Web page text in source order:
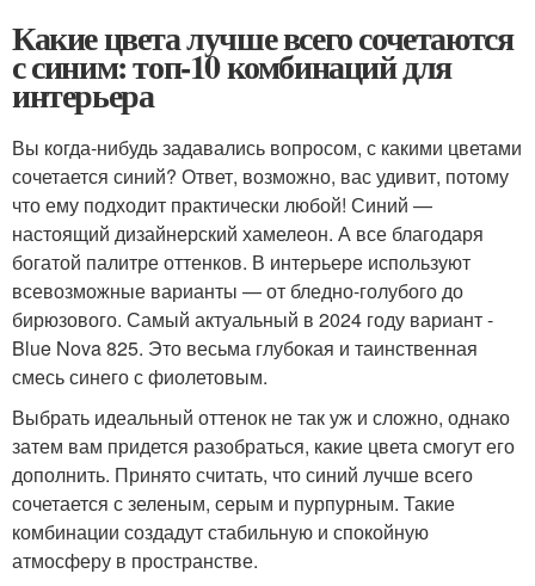
Какие цвета лучше всего сочетаются
с синим: топ-10 комбинаций для
интерьера
Вы когда-нибудь задавались вопросом, с какими цветами
сочетается синий? Ответ, возможно, вас удивит, потому
что ему подходит практически любой! Синий —
настоящий дизайнерский хамелеон. А все благодаря
богатой палитре оттенков. В интерьере используют
всевозможные варианты — от бледно-голубого до
бирюзового. Самый актуальный в 2024 году вариант -
Blue Nova 825. Это весьма глубокая и таинственная
смесь синего с фиолетовым.
Выбрать идеальный оттенок не так уж и сложно, однако
затем вам придется разобраться, какие цвета смогут его
дополнить. Принято считать, что синий лучше всего
сочетается с зеленым, серым и пурпурным. Такие
комбинации создадут стабильную и спокойную
атмосферу в пространстве.